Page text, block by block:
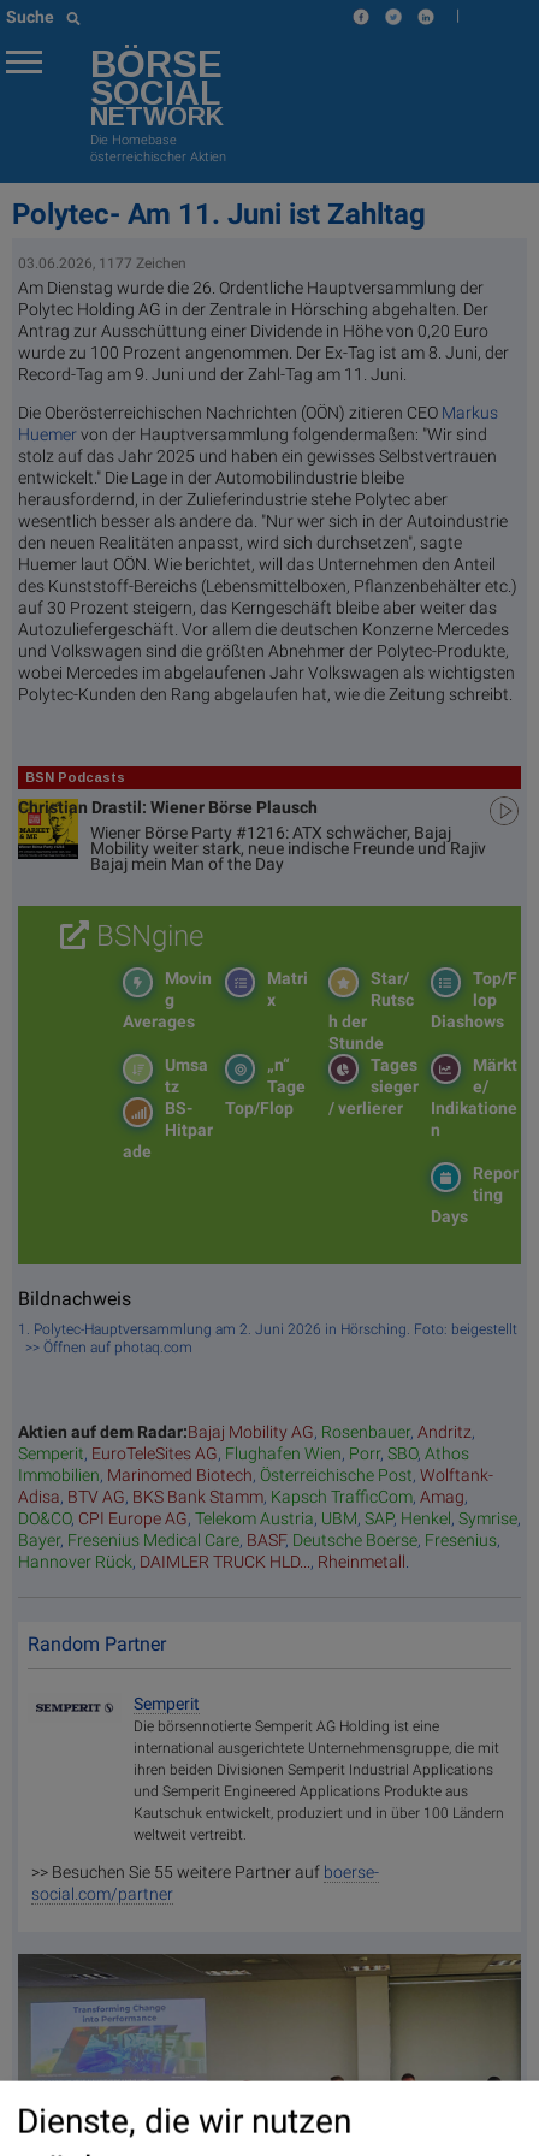
Suche |
BÖRSE
SOCIAL
NETWORK
Die Homebase
österreichischer Aktien
Polytec- Am 11. Juni ist Zahltag
03.06.2026, 1177 Zeichen
Am Dienstag wurde die 26. Ordentliche Hauptversammlung der
Polytec Holding AG in der Zentrale in Hörsching abgehalten. Der
Antrag zur Ausschüttung einer Dividende in Höhe von 0,20 Euro
wurde zu 100 Prozent angenommen. Der Ex-Tag ist am 8. Juni, der
Record-Tag am 9. Juni und der Zahl-Tag am 11. Juni.
Die Oberösterreichischen Nachrichten (OÖN) zitieren CEO Markus
Huemervon der Hauptversammlung folgendermaßen: "Wir sind
stolz auf das Jahr 2025 und haben ein gewisses Selbstvertrauen
entwickelt." Die Lage in der Automobilindustrie bleibe
herausfordernd, in der Zulieferindustrie stehe Polytec aber
wesentlich besser als andere da. "Nur wer sich in der Autoindustrie
den neuen Realitäten anpasst, wird sich durchsetzen", sagte
Huemer laut OÖN. Wie berichtet, will das Unternehmen den Anteil
des Kunststoff-Bereichs (Lebensmittelboxen, Pflanzenbehälter etc.)
auf 30 Prozent steigern, das Kerngeschäft bleibe aber weiter das
Autozuliefergeschäft. Vor allem die deutschen Konzerne Mercedes
und Volkswagen sind die größten Abnehmer der Polytec-Produkte,
wobei Mercedes im abgelaufenen Jahr Volkswagen als wichtigsten
Polytec-Kunden den Rang abgelaufen hat, wie die Zeitung schreibt.
BSN Podcasts
Christian Drastil: Wiener Börse Plausch
Wiener Börse Party #1216: ATX schwächer, Bajaj
Mobility weiter stark, neue indische Freunde und Rajiv
Bajaj mein Man of the Day
BSNgine
Top/F
lop
Diashows
Star/
Rutsc
h der
Stunde
Matri
x
Movin
g
Averages
Märkt
e/
Indikatione
n
Tages
sieger
/ verlierer
„n“
Tage
Top/Flop
Umsa
tz
BS-
Hitpar
ade
Repor
ting
Days
Bildnachweis
1. Polytec-Hauptversammlung am 2. Juni 2026 in Hörsching. Foto: beigestellt
>> Öffnen auf photaq.com
Aktien auf dem Radar:Bajaj Mobility AG, Rosenbauer, Andritz,
Semperit, EuroTeleSites AG, Flughafen Wien, Porr, SBO, Athos
Immobilien, Marinomed Biotech, Österreichische Post, Wolftank-
Adisa, BTV AG, BKS Bank Stamm, Kapsch TrafficCom, Amag,
DO&CO, CPI Europe AG, Telekom Austria, UBM, SAP, Henkel, Symrise,
Bayer, Fresenius Medical Care, BASF, Deutsche Boerse, Fresenius,
Hannover Rück, DAIMLER TRUCK HLD... , Rheinmetall
Random Partner
Semperit
Die börsennotierte Semperit AG Holding ist eine
international ausgerichtete Unternehmensgruppe, die mit
ihren beiden Divisionen Semperit Industrial Applications
und Semperit Engineered Applications Produkte aus
Kautschuk entwickelt, produziert und in über 100 Ländern
weltweit vertreibt.
>> Besuchen Sie 55 weitere Partner auf boerse-
social.com/partner
Dienste, die wir nutzen